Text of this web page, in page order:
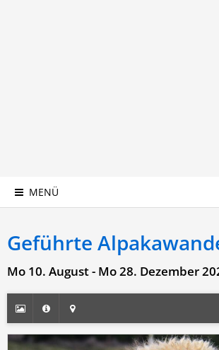
MENÜ
Geführte
Mo 10. August - Mo 28. Dezember